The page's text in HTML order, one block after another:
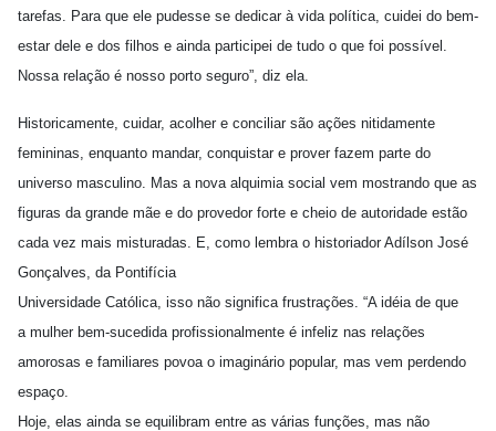
tarefas. Para que ele pudesse se dedicar à vida política, cuidei do bem-
estar dele e dos filhos e ainda participei de tudo o que foi possível.
Nossa relação é nosso porto seguro”, diz ela.
Historicamente, cuidar, acolher e conciliar são ações nitidamente
femininas, enquanto mandar, conquistar e prover fazem parte do
universo masculino. Mas a nova alquimia social vem mostrando que as
figuras da grande mãe e do provedor forte e cheio de autoridade estão
cada vez mais misturadas. E, como lembra o historiador Adílson José
Gonçalves, da Pontifícia
Universidade Católica, isso não significa frustrações. “A idéia de que
a mulher bem-sucedida profissionalmente é infeliz nas relações
amorosas e familiares povoa o imaginário popular, mas vem perdendo
espaço.
Hoje, elas ainda se equilibram entre as várias funções, mas não